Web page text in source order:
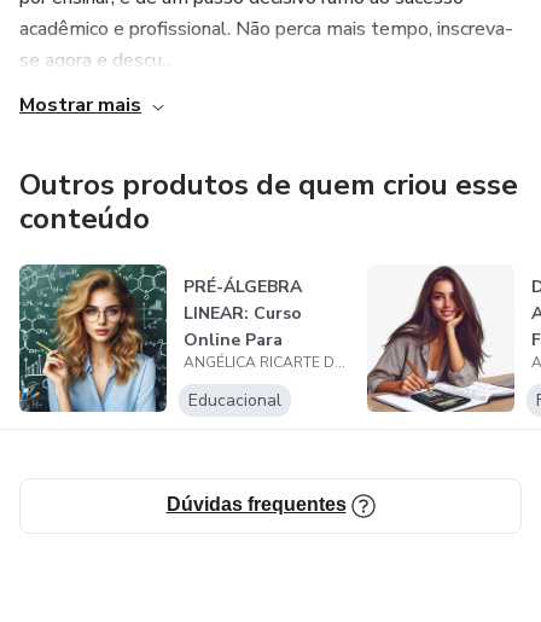
acadêmico e profissional. Não perca mais tempo, inscreva-
se agora e descu...
Mostrar mais
Outros produtos de quem criou esse
conteúdo
PRÉ-ÁLGEBRA
LINEAR: Curso
Online Para
Futuros
Engenheiros
ANGÉLICA RICARTE DA SILVA BATISTA
Educacional
Dúvidas frequentes